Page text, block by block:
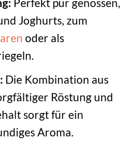
Joghurts, zum
oder als
Die Kombination aus
Röstung und
sorgt für ein
Aroma.